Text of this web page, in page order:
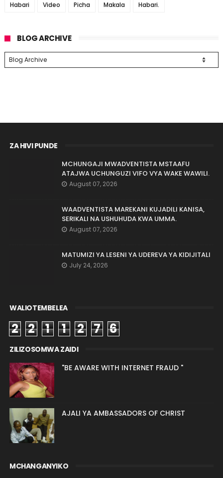
Habari Video Picha Makala Habari.
BLOG ARCHIVE
ZA HIVI PUNDE
MCHUNGAJI MWADVENTISTA MSTAAFU
ATAJWA UCHUNGUZI VIFO VYA WAKE WAWILI.
August 07, 2026
WAADVENTISTA MAREKANI KUJADILI KANISA,
SERIKALI NA USHUHUDA KWA UMMA.
August 07, 2026
MATUMIZI YA LESENI YA UDEREVA YA KIDIJITALI
July 24, 2026
WALIOTEMBELEA
2 2 1 1 2 7 6
ZILIZOSOMWA ZAIDI
"BE AWARE WITH INTERNET FRAUD "
AJALI YA AMBASSADORS OF CHRIST
MCHANGANYIKO